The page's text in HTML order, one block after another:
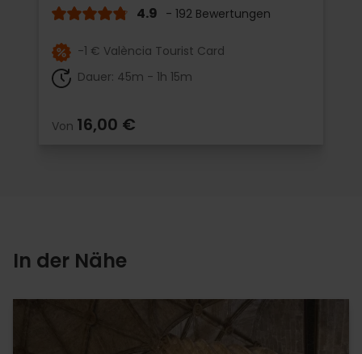
4.9 - 192 Bewertungen
-1 € València Tourist Card
Dauer: 45m - 1h 15m
Von 16,00 €
In der Nähe